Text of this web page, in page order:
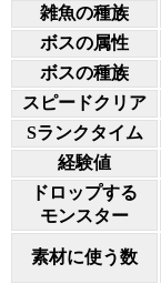
雑魚の種族
ボスの属性
ボスの種族
スピードクリア
Sランクタイム
経験値
ドロップする
モンスター
素材に使う数